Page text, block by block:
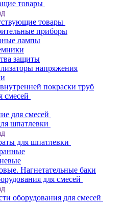
товары
товары
приборы
лампы
защиты
напряжения
покраски труб
смесей
для смесей
шпатлевки
для шпатлевки
Нагнетательные баки
для смесей
оборудования для смесей